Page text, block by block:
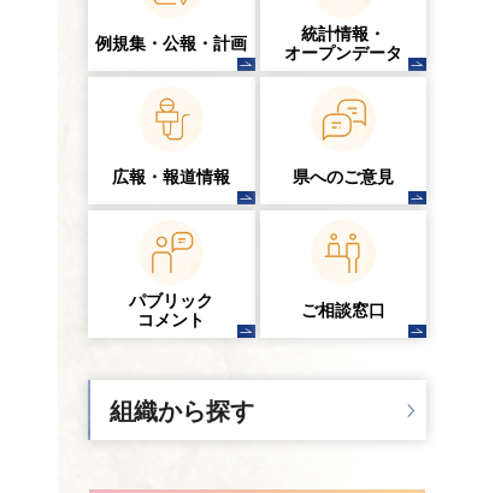
例規集・公報・計画
統計情報・
オープンデータ
広報・報道情報 県へのご意見
パブリック
コメント
ご相談窓口
組織から探す